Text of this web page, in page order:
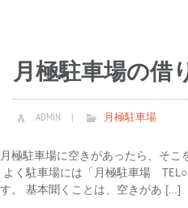
月極駐車場の借
ADMIN 月極駐車場
極駐車場に空きがあったら、そこ
よく駐車場には「月極駐車場
。 基本聞くことは、空きがあ […]